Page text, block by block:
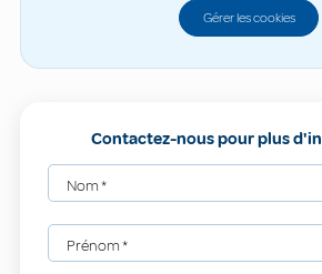
Gérer les cookies
Contactez-nous pour plus
Nom*
Prénom*